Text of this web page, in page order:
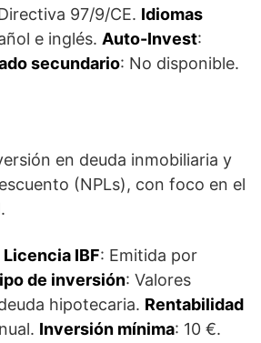
97/9/CE. Idiomas
e inglés. Auto-Invest:
secundario: No disponible.
en deuda inmobiliaria y
(NPLs), con foco en el
Licencia IBF: Emitida por
de inversión: Valores
hipotecaria. Rentabilidad
Inversión mínima: 10 €.